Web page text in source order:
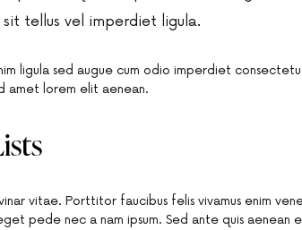
sit tellus vel imperdiet ligula.
ligula sed augue cum odio imperdiet
amet lorem elit aenean.
vitae. Porttitor faucibus felis vivamus enim
pede nec a nam ipsum. Sed ante quis aenean